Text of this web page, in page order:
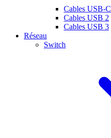
Cables USB-C
Cables USB 2
Cables USB 3
Réseau
Switch